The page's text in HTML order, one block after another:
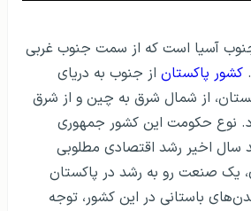
آسیا است که از سمت جنوب غربی
کشور پاکستان از جنوب به دریای
از شمال شرق به چین و از شرق
نوع حکومت این کشور جمهوری
سال اخیر رشد اقتصادی مطلوبی
یک صنعت رو به رشد در پاکستان
باستانی در این کشور، توجه